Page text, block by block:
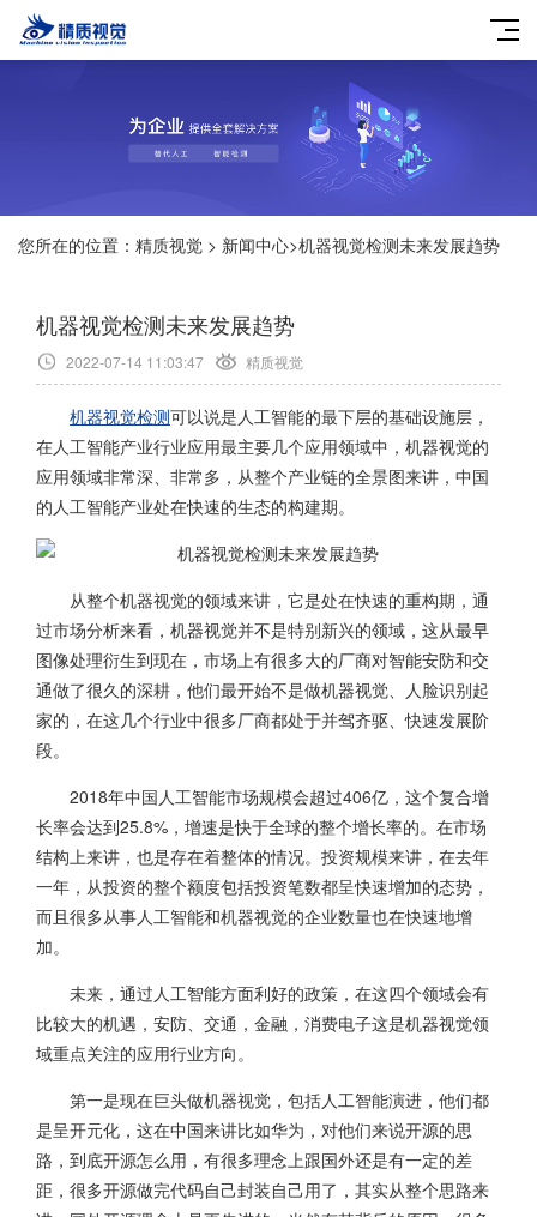
您所在的位置： 精质视觉 > 新闻中心>机器视觉检测未来发展趋势
机器视觉检测未来发展趋势
2022-07-14 11:03:47 精质视觉
机器视觉检测可以说是人工智能的最下层的基础设施层，
在人工智能产业行业应用最主要几个应用领域中，机器视觉的
应用领域非常深、非常多，从整个产业链的全景图来讲，中国
的人工智能产业处在快速的生态的构建期。
从整个机器视觉的领域来讲，它是处在快速的重构期，通
过市场分析来看，机器视觉并不是特别新兴的领域，这从最早
图像处理衍生到现在，市场上有很多大的厂商对智能安防和交
通做了很久的深耕，他们最开始不是做机器视觉、人脸识别起
家的，在这几个行业中很多厂商都处于并驾齐驱、快速发展阶
段。
2018年中国人工智能市场规模会超过406亿，这个复合增
长率会达到25.8%，增速是快于全球的整个增长率的。在市场
结构上来讲，也是存在着整体的情况。投资规模来讲，在去年
一年，从投资的整个额度包括投资笔数都呈快速增加的态势，
而且很多从事人工智能和机器视觉的企业数量也在快速地增
加。
未来，通过人工智能方面利好的政策，在这四个领域会有
比较大的机遇，安防、交通，金融，消费电子这是机器视觉领
域重点关注的应用行业方向。
第一是现在巨头做机器视觉，包括人工智能演进，他们都
是呈开元化，这在中国来讲比如华为，对他们来说开源的思
路，到底开源怎么用，有很多理念上跟国外还是有一定的差
距，很多开源做完代码自己封装自己用了，其实从整个思路来